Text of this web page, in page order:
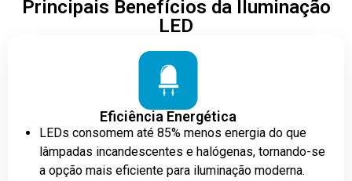
Principais Benefícios da Iluminação
LED
Eficiência Energética
LEDs consomem até 85% menos energia do que
lâmpadas incandescentes e halógenas, tornando-se
a opção mais eficiente para iluminação moderna.